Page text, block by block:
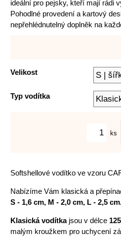
ideální pro pejsky, kteří mají rádi
Pohodlné provedení a kartový
nepřehlédnutelný doplněk na
Velikost
Typ vodítka
ks
Softshellové vodítko ve vzoru
Nabízíme Vám klasická a
S - 1,6 cm, M - 2,0 cm, L - 2,5
Klasická vodítkajsou v délce
malým kroužkem pro uchycení